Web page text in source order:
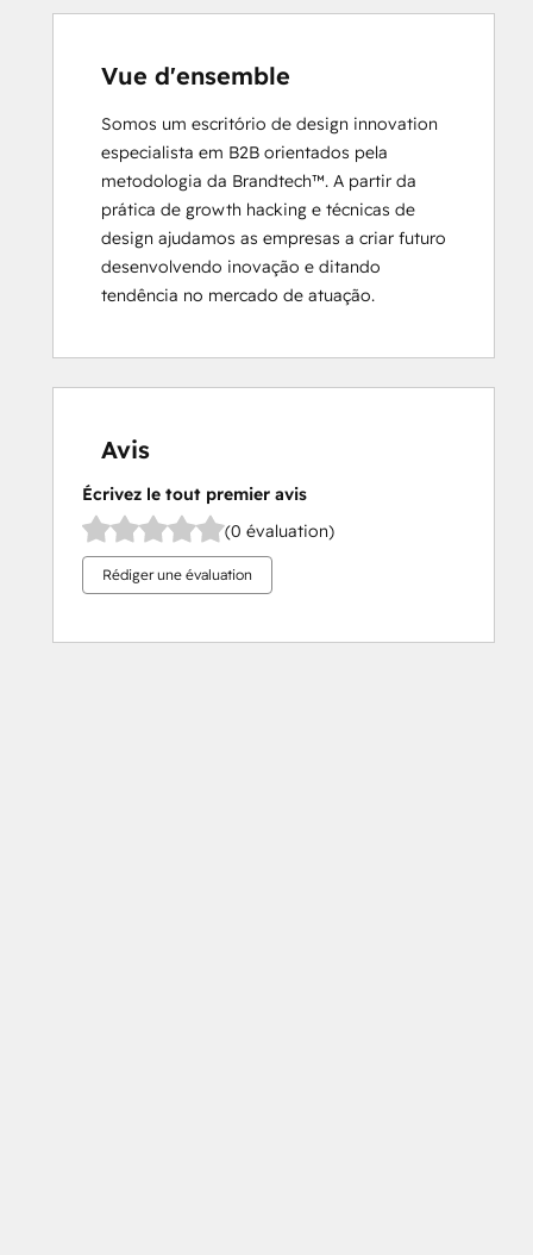
HubSpot Solutions Partner
Inbound Marketing
Platform Consulting
Revenue Operations
Salesforce Integration Certification
Vue d'ensemble
Somos um escritório de design innovation
especialista em B2B orientados pela
metodologia da Brandtech™. A partir da
prática de growth hacking e técnicas de
design ajudamos as empresas a criar futuro
desenvolvendo inovação e ditando
tendência no mercado de atuação.
Avis
Écrivez le tout premier avis
(0 évaluation)
Rédiger une évaluation